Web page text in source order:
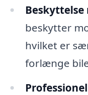
Beskyttelse
beskytter
hvilket er
forlænge